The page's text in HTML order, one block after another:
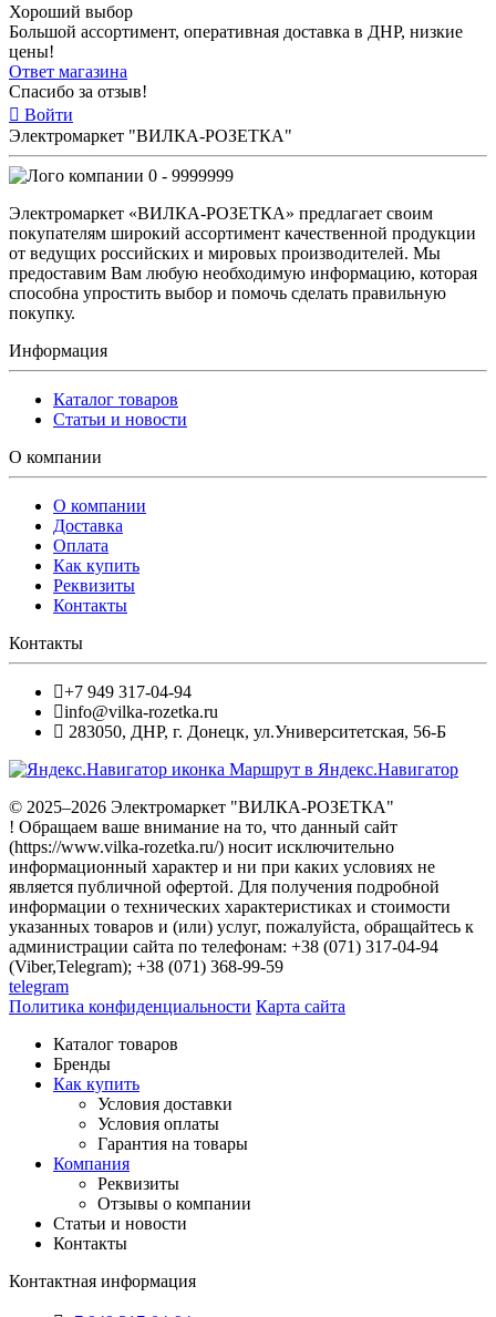
Хороший выбор
Большой ассортимент, оперативная доставка в ДНР, низкие
цены!
Ответ магазина
Спасибо за отзыв!
Войти
Электромаркет "ВИЛКА-РОЗЕТКА"
0 - 9999999
Электромаркет «ВИЛКА-РОЗЕТКА» предлагает своим
покупателям широкий ассортимент качественной продукции
от ведущих российских и мировых производителей. Мы
предоставим Вам любую необходимую информацию, которая
способна упростить выбор и помочь сделать правильную
покупку.
Информация
Каталог товаров
Статьи и новости
О компании
О компании
Доставка
Оплата
Как купить
Реквизиты
Контакты
Контакты
+7 949 317-04-94
info@vilka-rozetka.ru
283050, ДНР, г. Донецк, ул.Университетская, 56-Б
Маршрут в Яндекс.Навигатор
© 2025–2026 Электромаркет "ВИЛКА-РОЗЕТКА"
! Обращаем ваше внимание на то, что данный сайт
(https://www.vilka-rozetka.ru/) носит исключительно
информационный характер и ни при каких условиях не
является публичной офертой. Для получения подробной
информации о технических характеристиках и стоимости
указанных товаров и (или) услуг, пожалуйста, обращайтесь к
администрации сайта по телефонам: +38 (071) 317-04-94
(Viber,Telegram); +38 (071) 368-99-59
telegram
Политика конфиденциальности Карта сайта
Каталог товаров
Бренды
Как купить
Условия доставки
Условия оплаты
Гарантия на товары
Компания
Реквизиты
Отзывы о компании
Статьи и новости
Контакты
Контактная информация